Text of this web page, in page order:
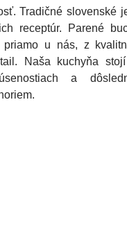
Tradičné slovenské
receptúr. Parené
u nás, z
Naša kuchyňa
a